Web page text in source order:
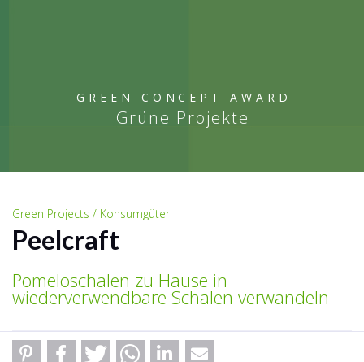
GREEN CONCEPT AWARD
Grüne Projekte
Green Projects / Konsumgüter
Peelcraft
Pomeloschalen zu Hause in
wiederverwendbare Schalen verwandeln